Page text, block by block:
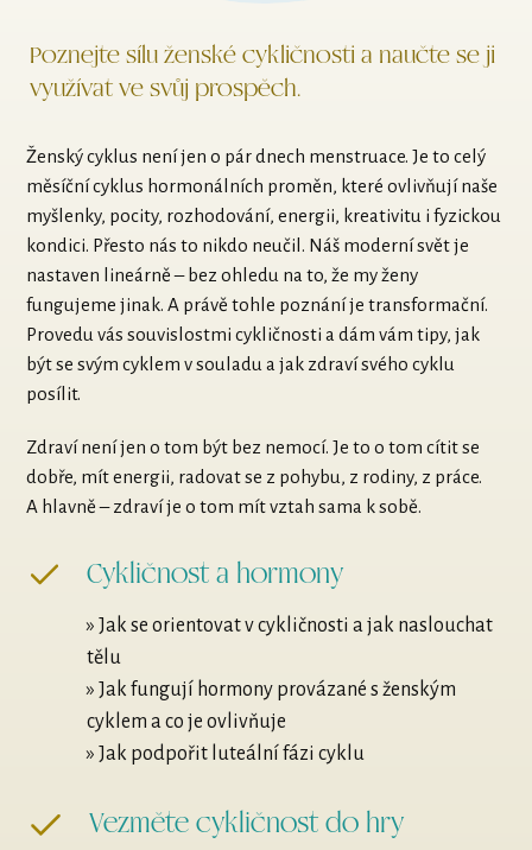
Poznejte sílu ženské cykličnosti a naučte se ji
využívat ve svůj prospěch.
Ženský cyklus není jen o pár dnech menstruace. Je to celý
měsíční cyklus hormonálních proměn, které ovlivňují naše
myšlenky, pocity, rozhodování, energii, kreativitu i fyzickou
kondici. Přesto nás to nikdo neučil. Náš moderní svět je
nastaven lineárně – bez ohledu na to, že my ženy
fungujeme jinak. A právě tohle poznání je transformační.
Provedu vás souvislostmi cykličnosti a dám vám tipy, jak
být se svým cyklem v souladu a jak zdraví svého cyklu
posílit.
Zdraví není jen o tom být bez nemocí. Je to o tom cítit se
dobře, mít energii, radovat se z pohybu, z rodiny, z práce.
A hlavně – zdraví je o tom mít vztah sama k sobě.
Cykličnost a hormony
» Jak se orientovat v cykličnosti a jak naslouchat
tělu
» Jak fungují hormony provázané s ženským
cyklem a co je ovlivňuje
» Jak podpořit luteální fázi cyklu
Vezměte cykličnost do hry